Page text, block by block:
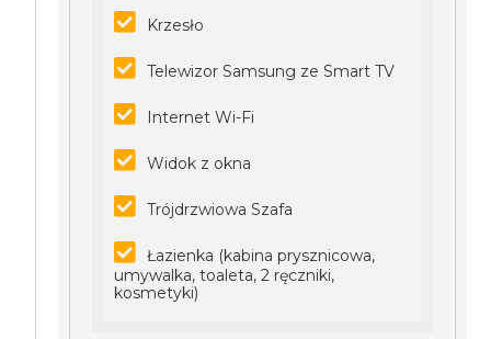
Krzesło
Telewizor Samsung ze Smart TV
Internet Wi-Fi
Widok z okna
Trójdrzwiowa Szafa
Łazienka (kabina prysznicowa,
umywalka, toaleta, 2 ręczniki,
kosmetyki)